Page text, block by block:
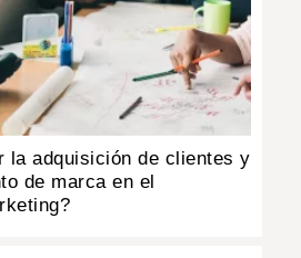
la adquisición de clientes y
de marca en el